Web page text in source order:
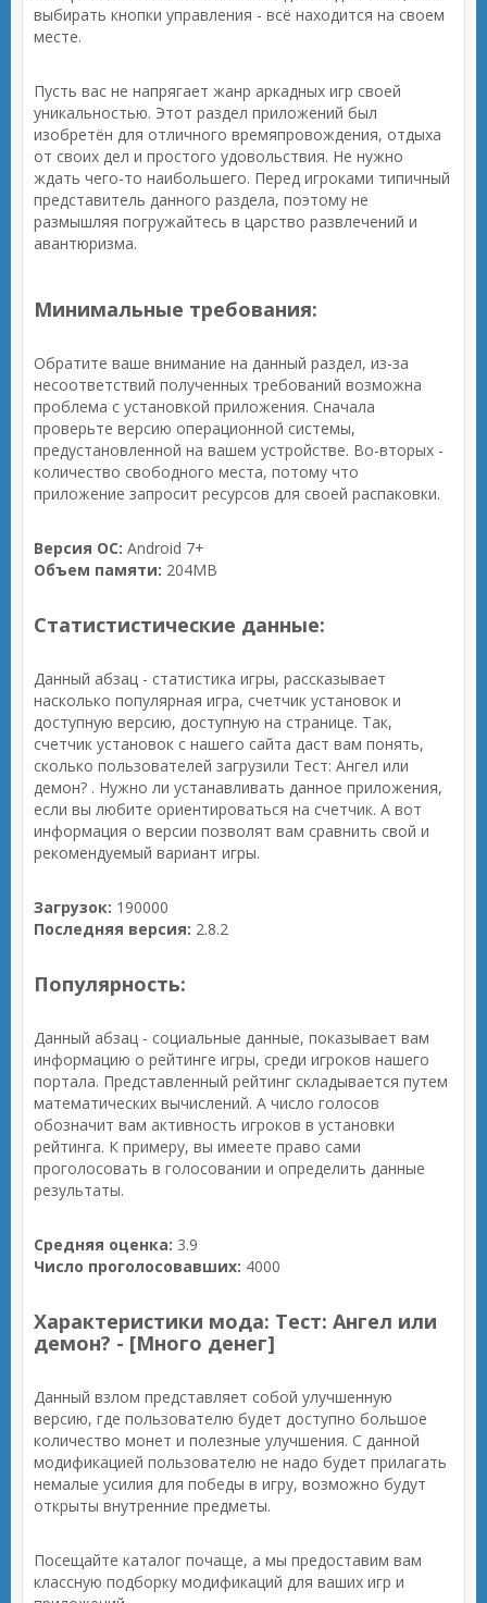
выбирать кнопки управления - всё находится на своем
месте.
Пусть вас не напрягает жанр аркадных игр своей
уникальностью. Этот раздел приложений был
изобретён для отличного времяпровождения, отдыха
от своих дел и простого удовольствия. Не нужно
ждать чего-то наибольшего. Перед игроками типичный
представитель данного раздела, поэтому не
размышляя погружайтесь в царство развлечений и
авантюризма.
Минимальные требования:
Обратите ваше внимание на данный раздел, из-за
несоответствий полученных требований возможна
проблема с установкой приложения. Сначала
проверьте версию операционной системы,
предустановленной на вашем устройстве. Во-вторых -
количество свободного места, потому что
приложение запросит ресурсов для своей распаковки.
Версия ОС: Android 7+
Объем памяти: 204MB
Статистистические данные:
Данный абзац - статистика игры, рассказывает
насколько популярная игра, счетчик установок и
доступную версию, доступную на странице. Так,
счетчик установок с нашего сайта даст вам понять,
сколько пользователей загрузили Тест: Ангел или
демон? . Нужно ли устанавливать данное приложения,
если вы любите ориентироваться на счетчик. А вот
информация о версии позволят вам сравнить свой и
рекомендуемый вариант игры.
Загрузок: 190000
Последняя версия: 2.8.2
Популярность:
Данный абзац - социальные данные, показывает вам
информацию о рейтинге игры, среди игроков нашего
портала. Представленный рейтинг складывается путем
математических вычислений. А число голосов
обозначит вам активность игроков в установки
рейтинга. К примеру, вы имеете право сами
проголосовать в голосовании и определить данные
результаты.
Средняя оценка: 3.9
Число проголосовавших: 4000
Характеристики мода: Тест: Ангел или
демон? - [Много денег]
Данный взлом представляет собой улучшенную
версию, где пользователю будет доступно большое
количество монет и полезные улучшения. С данной
модификацией пользователю не надо будет прилагать
немалые усилия для победы в игру, возможно будут
открыты внутренние предметы.
Посещайте каталог почаще, а мы предоставим вам
классную подборку модификаций для ваших игр и